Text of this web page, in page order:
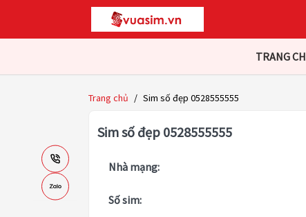
TRANG
Trang chủ / Sim số đẹp 0528555555
Sim số đẹp 0528555555
Nhà mạng:
Số sim: